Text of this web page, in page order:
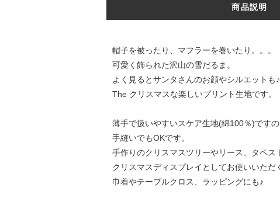
商品説明
帽子を被ったり、マフラーを巻いたり。。。
可愛く飾られた沢山の雪だるま。
よく見るとサンタさんのお顔やシルエットも♪
The クリスマスな楽しいプリント生地です。
薄手で扱いやすいスケア生地(綿100％)です
手縫いでもOKです。
手作りのクリスマスツリーやリース、タペス
クリスマスディスプレイとしてお使いいただ
巾着やテーブルクロス、ラッピングにも♪